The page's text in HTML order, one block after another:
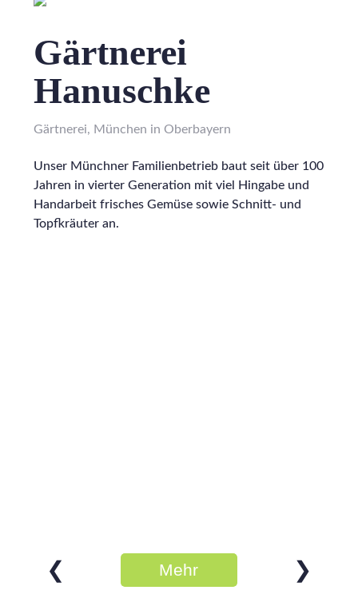
Gärtnerei
Hanuschke
Gärtnerei, München in Oberbayern
Unser Münchner Familienbetrieb baut seit über 100
Jahren in vierter Generation mit viel Hingabe und
Handarbeit frisches Gemüse sowie Schnitt- und
Topfkräuter an.
❮
Mehr
❯